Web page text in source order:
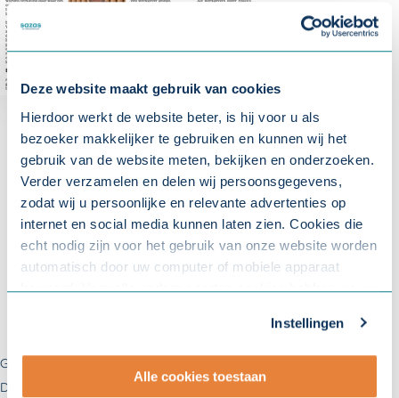
Deze website maakt gebruik van cookies
Hierdoor werkt de website beter, is hij voor u als
bezoeker makkelijker te gebruiken en kunnen wij het
gebruik van de website meten, bekijken en onderzoeken.
Verder verzamelen en delen wij persoonsgegevens,
zodat wij u persoonlijke en relevante advertenties op
internet en social media kunnen laten zien. Cookies die
echt nodig zijn voor het gebruik van onze website worden
automatisch door uw computer of mobiele apparaat
bewaard. Voor alle andere soorten cookies hebben we uw
aanpassen. Met uw toestemming delen wij uw gegevens
met onze10 partners.
- Lees hier onzeprivacyverklaringen onze
Instellingen
Alle cookies toestaan
Gepubliceerd op:
Deel deze pagina op:
Facebook Twitter LinkedIn